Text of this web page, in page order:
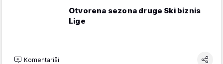
Otvorena sezona druge Ski biznis
Lige
Komentariši